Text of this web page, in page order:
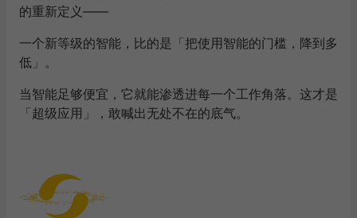
的重新定义——
一个新等级的智能，比的是「把使用智能的门槛，降到多